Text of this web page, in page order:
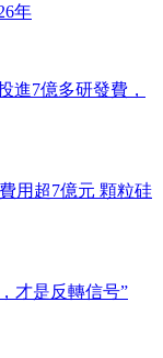
年
進7億多研發費，
用超7億元 顆粒硅
才是反轉信号”